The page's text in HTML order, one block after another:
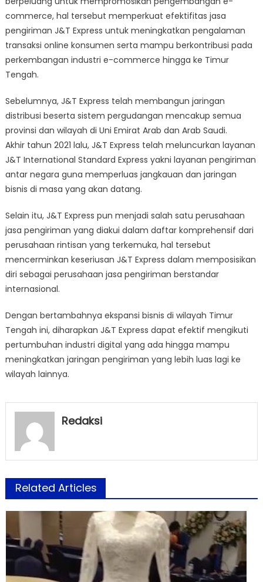
commerce, hal tersebut memperkuat efektifitas jasa
pengiriman J&T Express untuk meningkatkan pengalaman
transaksi online konsumen serta mampu berkontribusi pada
perkembangan industri e-commerce hingga ke Timur
Tengah.
Sebelumnya, J&T Express telah membangun jaringan
distribusi beserta sistem pergudangan mencakup semua
provinsi dan wilayah di Uni Emirat Arab dan Arab Saudi.
Akhir tahun 2021 lalu, J&T Express telah meluncurkan layanan
J&T International Standard Express yakni layanan pengiriman
antar negara guna memperluas jangkauan dan jaringan
bisnis di masa yang akan datang.
Selain itu, J&T Express pun menjadi salah satu perusahaan
jasa pengiriman yang diakui dalam daftar komprehensif dari
perusahaan rintisan yang terkemuka, hal tersebut
mencerminkan keseriusan J&T Express dalam memposisikan
diri sebagai perusahaan jasa pengiriman berstandar
internasional.
Dengan bertambahnya ekspansi bisnis di wilayah Timur
Tengah ini, diharapkan J&T Express dapat efektif mengikuti
pertumbuhan industri digital yang ada hingga mampu
meningkatkan jaringan pengiriman yang lebih luas lagi ke
wilayah lainnya.
Redaksi
Related Articles